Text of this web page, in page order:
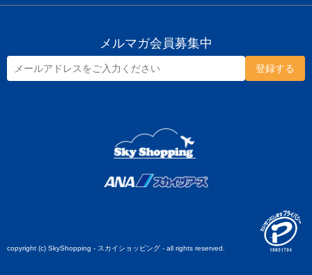
メルマガ会員募集中
copyright (c) SkyShopping - スカイショッピング - all rights reserved.